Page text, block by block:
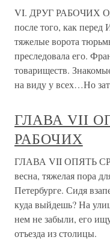
VI. ДРУГ РАБОЧИХ
после того, как
тяжелые ворота
преследовала его.
товариществ.
на виду у всех…Но
ГЛАВА VII
РАБОЧИХ
ГЛАВА VII ОПЯТЬ
весна, тяжелая пора
Петербурге. Сидя
куда выйдешь? На
нем не забыли, его
отъезда из столицы.